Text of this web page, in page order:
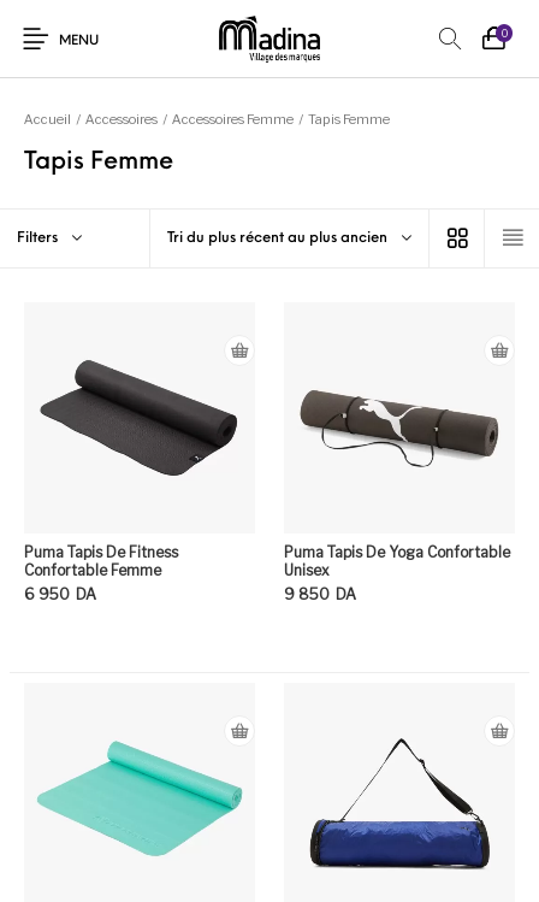
MENU
0
Accueil / Accessoires / Accessoires Femme / Tapis Femme
Tapis Femme
Filters Tri du plus récent au plus ancien
Puma Tapis De Fitness
Confortable Femme
6 950 DA
Puma Tapis De Yoga Confortable
Unisex
9 850 DA